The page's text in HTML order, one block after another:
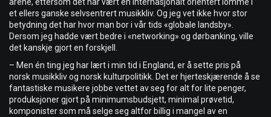
årene, ettersom det har vært en internasjonalt orientert lomme i
et ellers ganske selvsentrert musikkliv. Og jeg vet ikke hvor stor
betydning det har hvor man bor i vår tids «globale landsby».
Dersom jeg hadde vært bedre i «networking» og dørbanking, ville
det kanskje gjort en forskjell.
– Men én ting jeg har lært i min tid i England, er å sette pris på
norsk musikkliv og norsk kulturpolitikk. Det er hjerteskjærende å se
fantastiske musikere jobbe vettet av seg for alt for lite penger,
produksjoner gjort på minimumsbudsjett, minimal prøvetid,
komponister som må selge seg altfor billig i mangel av en